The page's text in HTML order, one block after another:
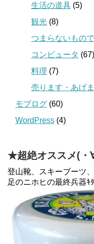
生活の道具 (5)
観光 (8)
つまらないもの
コンピュータ (67)
料理 (7)
売ります・あげ
モブログ (60)
WordPress (4)
★超絶オススメ(
登山靴、スキーブーツ
足のニホヒの最終兵